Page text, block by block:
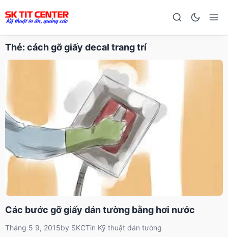
Thẻ: cách gỡ giấy decal trang trí
Các bước gỡ giấy dán tường bằng hơi nước
Tháng 5 9, 2015by SKCTin Kỹ thuật dán tường